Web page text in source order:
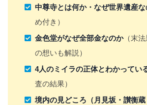
中尊寺とは何か・なぜ世界遺産な
め付き）
金色堂がなぜ全部金なのか（末
の想いも解説）
4人のミイラの正体とわかってい
査の結果）
境内の見どころ（月見坂・讃衡蔵